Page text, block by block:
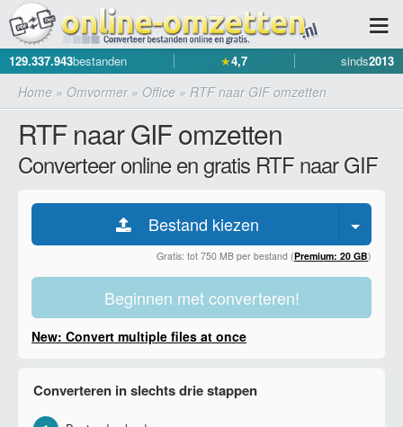
129.337.943bestanden ★4,7 sinds2013
Home » Omvormer» Office » RTF naar GIF omzetten
RTF naar GIF omzetten
Converteer online en gratis RTF naar GIF
Bestand kiezen
Gratis: tot 750 MB per bestand (Premium: 20 GB)
Beginnen met converteren!
New: Convert multiple files at once
Converteren in slechts drie stappen